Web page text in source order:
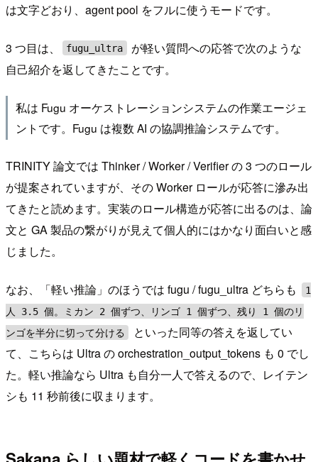
は文字どおり、agent pool をフルに使うモードです。
3 つ目は、 fugu_ultra
が軽い質問への応答で次のような
自己紹介を返してきたことです。
私は Fugu オーケストレーションシステムの作業エージェ
ントです。Fugu は複数 AI の協調推論システムです。
TRINITY 論文では Thinker / Worker / Verifier の 3 つのロール
が提案されていますが、その Worker ロールが応答に滲み出
てきたと読めます。実装のロール構造が応答に出るのは、論
文と GA 製品の繋がりが見えて個人的にはかなり面白いと感
じました。
なお、「軽い推論」のほうでは fugu / fugu_ultra どちらも
1
人 3.5 個。ミカン 2 個ずつ、リンゴ 1 個ずつ、残り 1 個のリ
ンゴを半分に切って分ける
といった同等の答えを返してい
て、こちらは Ultra の orchestration_output_tokens も 0 でし
た。軽い推論なら Ultra も自分一人で答えるので、レイテン
シも 11 秒前後に収まります。